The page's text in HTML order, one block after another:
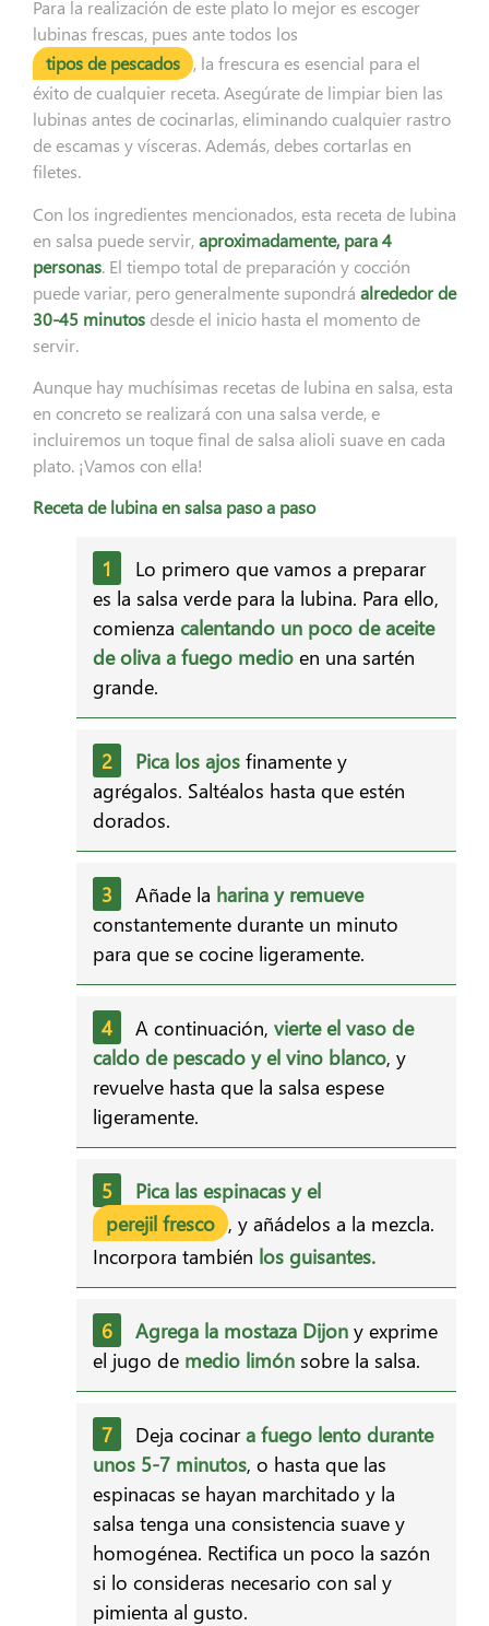
Para la realización de este plato lo mejor es escoger
lubinas frescas, pues ante todos los
tipos de pescados
, la frescura es esencial para el
éxito de cualquier receta. Asegúrate de limpiar bien las
lubinas antes de cocinarlas, eliminando cualquier rastro
de escamas y vísceras. Además, debes cortarlas en
filetes.
Con los ingredientes mencionados, esta receta de lubina
en salsa puede servir,aproximadamente, para 4
personas. El tiempo total de preparación y cocción
puede variar, pero generalmente supondrá alrededor de
30-45 minutos desde el inicio hasta el momento de
servir.
Aunque hay muchísimas recetas de lubina en salsa, esta
en concreto se realizará con una salsa verde, e
incluiremos un toque final de salsa alioli suave en cada
plato. ¡Vamos con ella!
Receta de lubina en salsa paso a paso
Lo primero que vamos a preparar
es la salsa verde para la lubina. Para ello,
comienza calentando un poco de aceite
de oliva a fuego medio en una sartén
grande.
Pica los ajos finamente y
agrégalos. Saltéalos hasta que estén
dorados.
Añade la harina y remueve
constantemente durante un minuto
para que se cocine ligeramente.
A continuación, vierte el vaso de
caldo de pescado y el vino blanco, y
revuelve hasta que la salsa espese
ligeramente.
Pica las espinacas y el
perejil fresco , y añádelos a la mezcla.
Incorpora también los guisantes.
Agrega la mostaza Dijon y exprime
el jugo de medio limón sobre la salsa.
Deja cocinara fuego lento durante
unos 5-7 minutos, o hasta que las
espinacas se hayan marchitado y la
salsa tenga una consistencia suave y
homogénea. Rectifica un poco la sazón
si lo consideras necesario con sal y
pimienta al gusto.